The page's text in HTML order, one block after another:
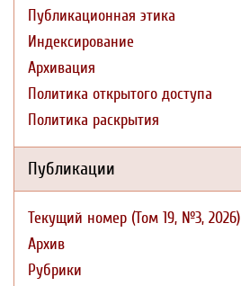
Публикационная этика
Индексирование
Архивация
Политика открытого доступа
Политика раскрытия
Публикации
Текущий номер (Том 19, №3, 2026)
Архив
Рубрики